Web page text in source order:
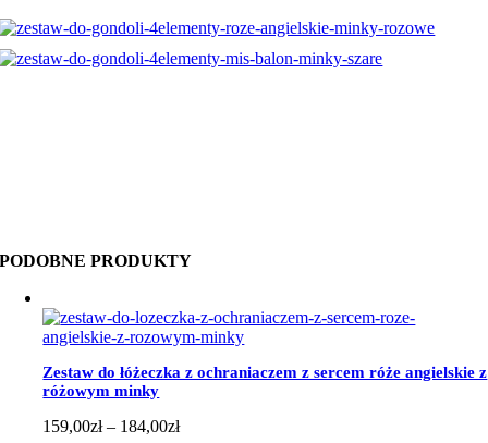
PODOBNE PRODUKTY
Zestaw do łóżeczka z ochraniaczem z sercem róże angielskie z
różowym minky
159,00zł – 184,00złZakres